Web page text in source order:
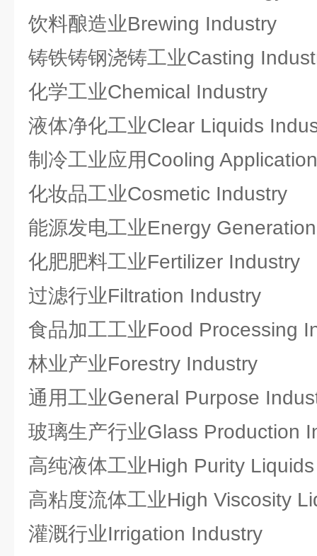
饮料酿造业Brewing Industry
铸铁铸钢浇铸工业Casting
化学工业Chemical Industry
液体净化工业Clear Liquids
制冷工业应用Cooling
化妆品工业Cosmetic Industry
能源发电工业Energy
化肥肥料工业Fertilizer Industry
过滤行业Filtration Industry
食品加工工业Food Processing
林业产业Forestry Industry
通用工业General Purpose
玻璃生产行业Glass Production
高纯液体工业High Purity
高粘度流体工业High Viscosity
灌溉行业Irrigation Industry